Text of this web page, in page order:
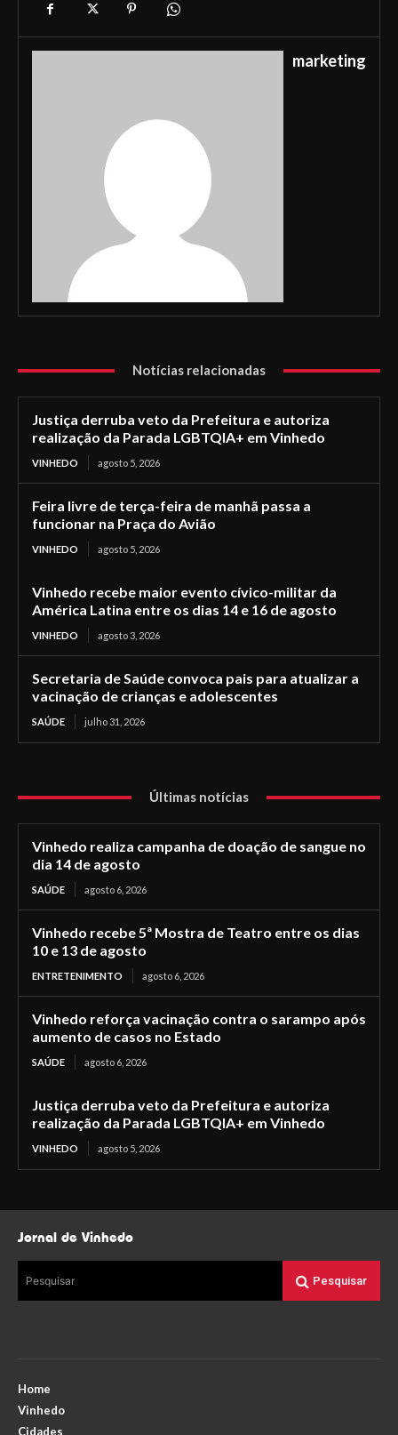
marketing
Notícias relacionadas
Justiça derruba veto da Prefeitura e autoriza
realização da Parada LGBTQIA+ em Vinhedo
VINHEDO agosto 5, 2026
Feira livre de terça-feira de manhã passa a
funcionar na Praça do Avião
VINHEDO agosto 5, 2026
Vinhedo recebe maior evento cívico-militar da
América Latina entre os dias 14 e 16 de agosto
VINHEDO agosto 3, 2026
Secretaria de Saúde convoca pais para atualizar a
vacinação de crianças e adolescentes
SAÚDE julho 31, 2026
Últimas notícias
Vinhedo realiza campanha de doação de sangue no
dia 14 de agosto
SAÚDE agosto 6, 2026
Vinhedo recebe 5ª Mostra de Teatro entre os dias
10 e 13 de agosto
ENTRETENIMENTO agosto 6, 2026
Vinhedo reforça vacinação contra o sarampo após
aumento de casos no Estado
SAÚDE agosto 6, 2026
Justiça derruba veto da Prefeitura e autoriza
realização da Parada LGBTQIA+ em Vinhedo
VINHEDO agosto 5, 2026
Jornal de Vinhedo
Pesquisar Pesquisar
Home
Vinhedo
Cidades